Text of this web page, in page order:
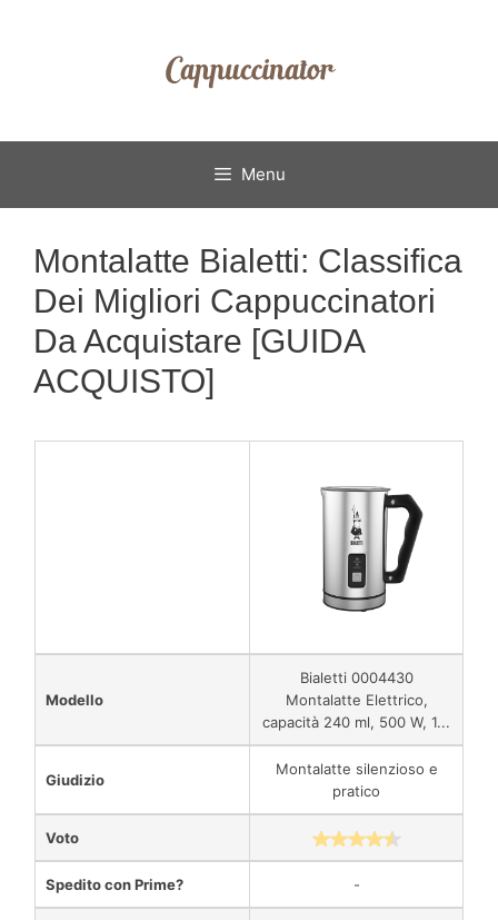
Menu
Montalatte Bialetti: Classifica
Dei Migliori Cappuccinatori
Da Acquistare [GUIDA
ACQUISTO]
Modello
Bialetti 0004430
Montalatte Elettrico,
capacità 240 ml, 500 W, 1...
Giudizio
Montalatte silenzioso e
pratico
Voto
Spedito con Prime? -